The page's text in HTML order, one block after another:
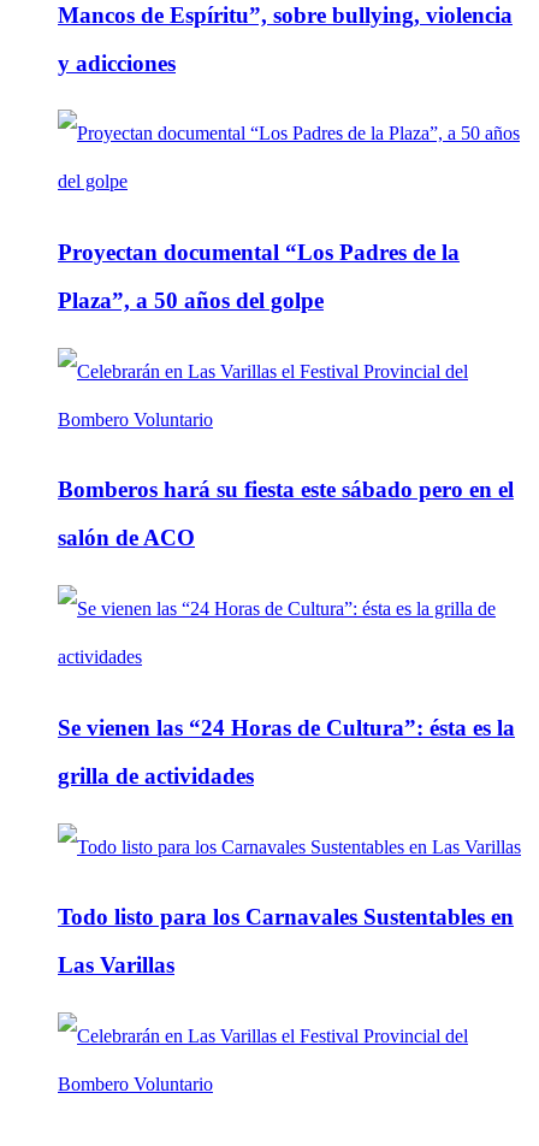
Mancos de Espíritu”, sobre bullying, violencia
y adicciones
Proyectan documental “Los Padres de la
Plaza”, a 50 años del golpe
Bomberos hará su fiesta este sábado pero en el
salón de ACO
Se vienen las “24 Horas de Cultura”: ésta es la
grilla de actividades
Todo listo para los Carnavales Sustentables en
Las Varillas